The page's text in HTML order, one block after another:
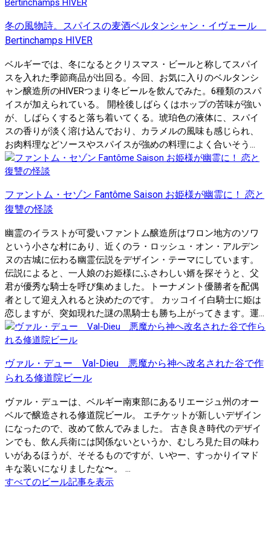
冬の風物詩。スパイスの麦酒ベルタンシャン・イヴェール
Bertinchamps HIVER
ベルギーでは、冬になるとクリスマス・ビールと称してスパイ
スを入れた季節商品が出回る。今回、お気に入りのベルタンシ
ャン醸造所のHIVERつまり冬ビールを飲んでみた。6種類のスパ
イスが加えられている。 開栓後しばらくはホップの苦味が強い
が、しばらくすると落ち着いてくる。琥珀色の液体に、スパイ
スの香りが淡く溶け込んでおり、カラメルの風味も感じられ、
お肉料理などソースやスパイスが強めの料理によく合いそう...
ファントム・セゾン Fantôme Saison お姫様が幽霊に！ 恋と
復讐の怪談
幽霊のイラストが可愛いファントム醸造所はワロン地方のソワ
という小さな村にあり、近くのラ・ロッシュ・オン・アルデン
ヌの古城に伝わる幽霊伝説をデザイン・テーマにしています。
伝説によると、一人娘のお姫様にふさわしい婿を探そうと、父
君が優秀な騎士を呼び集めました。トーナメント優勝者を配偶
者として迎え入れると決めたのです。 カッコイイ白騎士に姫は
恋しますが、突如現れた謎の黒騎士も勝ち上がってきます。運...
ヴァル・デュー Val-Dieu 悪魔から神へ改名された谷で作
られる修道院ビール
ヴァル・デューは、ベルギー南東部にあるリエージュ州のオー
ベルで醸造される修道院ビール。 エチケットが新しいデザイン
になったので、改めて飲んでみました。 古き良き時代のデザイ
ンでも、飲ん兵衛には関係ないというか、むしろ見た目の味わ
いがあるほうが、そそるものですが、いやー、すっかりイマド
キな装いになりましたな〜。 ...
すべてのビール記事を表示